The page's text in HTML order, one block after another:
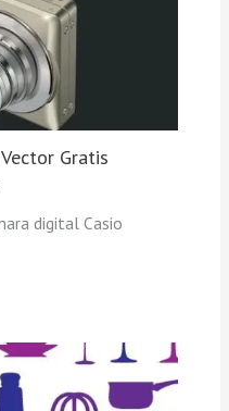
Gratis
digital Casio